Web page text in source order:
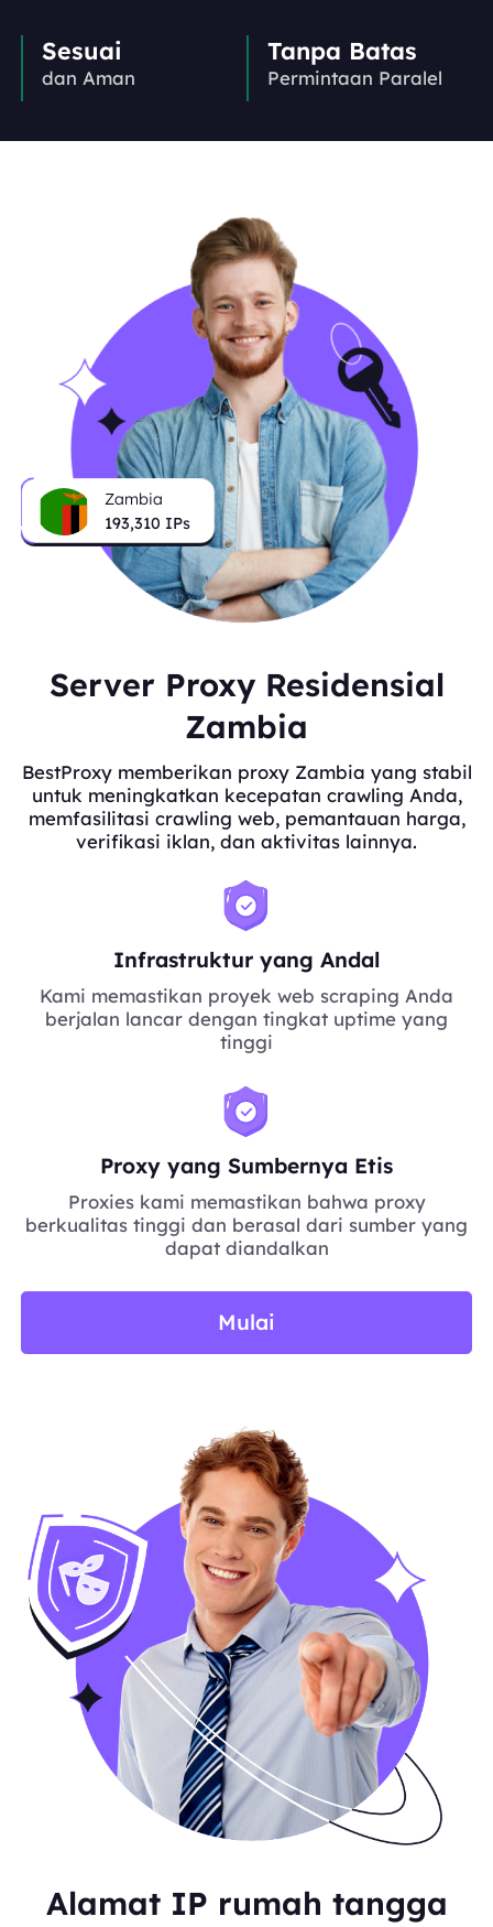
Sesuai
dan Aman
Tanpa Batas
Permintaan Paralel
Zambia
193,310 IPs
Server Proxy Residensial
Zambia
BestProxy memberikan proxy Zambia yang stabil
untuk meningkatkan kecepatan crawling Anda,
memfasilitasi crawling web, pemantauan harga,
verifikasi iklan, dan aktivitas lainnya.
Infrastruktur yang Andal
Kami memastikan proyek web scraping Anda
berjalan lancar dengan tingkat uptime yang
tinggi
Proxy yang Sumbernya Etis
Proxies kami memastikan bahwa proxy
berkualitas tinggi dan berasal dari sumber yang
dapat diandalkan
Mulai
Alamat IP rumah tangga